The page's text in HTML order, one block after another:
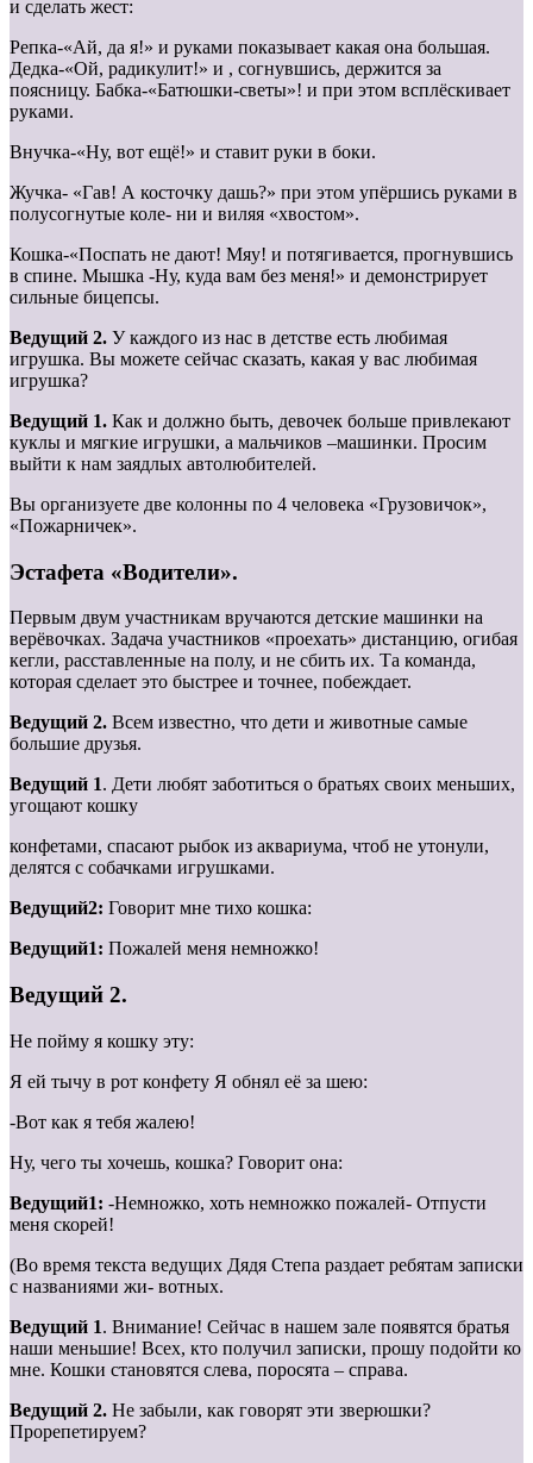
и сделать жест:
Репка-«Ай, да я!» и руками показывает какая она большая.
Дедка-«Ой, радикулит!» и , согнувшись, держится за
поясницу. Бабка-«Батюшки-светы»! и при этом всплёскивает
руками.
Внучка-«Ну, вот ещё!» и ставит руки в боки.
Жучка- «Гав! А косточку дашь?» при этом упёршись руками в
полусогнутые коле- ни и виляя «хвостом».
Кошка-«Поспать не дают! Мяу! и потягивается, прогнувшись
в спине. Мышка -Ну, куда вам без меня!» и демонстрирует
сильные бицепсы.
Ведущий 2. У каждого из нас в детстве есть любимая
игрушка. Вы можете сейчас сказать, какая у вас любимая
игрушка?
Ведущий 1. Как и должно быть, девочек больше привлекают
куклы и мягкие игрушки, а мальчиков –машинки. Просим
выйти к нам заядлых автолюбителей.
Вы организуете две колонны по 4 человека «Грузовичок»,
«Пожарничек».
Эстафета «Водители».
Первым двум участникам вручаются детские машинки на
верёвочках. Задача участников «проехать» дистанцию, огибая
кегли, расставленные на полу, и не сбить их. Та команда,
которая сделает это быстрее и точнее, побеждает.
Ведущий 2. Всем известно, что дети и животные самые
большие друзья.
Ведущий 1. Дети любят заботиться о братьях своих меньших,
угощают кошку
конфетами, спасают рыбок из аквариума, чтоб не утонули,
делятся с собачками игрушками.
Ведущий2: Говорит мне тихо кошка:
Ведущий1: Пожалей меня немножко!
Ведущий 2.
Не пойму я кошку эту:
Я ей тычу в рот конфету Я обнял её за шею:
-Вот как я тебя жалею!
Ну, чего ты хочешь, кошка? Говорит она:
Ведущий1: -Немножко, хоть немножко пожалей- Отпусти
меня скорей!
(Во время текста ведущих Дядя Степа раздает ребятам записки
с названиями жи- вотных.
Ведущий 1. Внимание! Сейчас в нашем зале появятся братья
наши меньшие! Всех, кто получил записки, прошу подойти ко
мне. Кошки становятся слева, поросята – справа.
Ведущий 2. Не забыли, как говорят эти зверюшки?
Прорепетируем?